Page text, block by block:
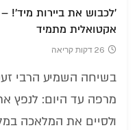
'לכבוש את ביירות מיד'!
אקטואלית מתמיד
26 דקות קריאה
בשיחה השמיע הרבי
מרפה עד היום: לנפץ
ולסיים את המלאכה